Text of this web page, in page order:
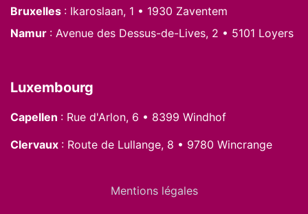
Bruxelles : Ikaroslaan, 1 • 1930 Zaventem
Namur : Avenue des Dessus-de-Lives, 2 • 5101 Loyers
Luxembourg
Capellen : Rue d'Arlon, 6 • 8399 Windhof
Clervaux : Route de Lullange, 8 • 9780 Wincrange
Mentions légales